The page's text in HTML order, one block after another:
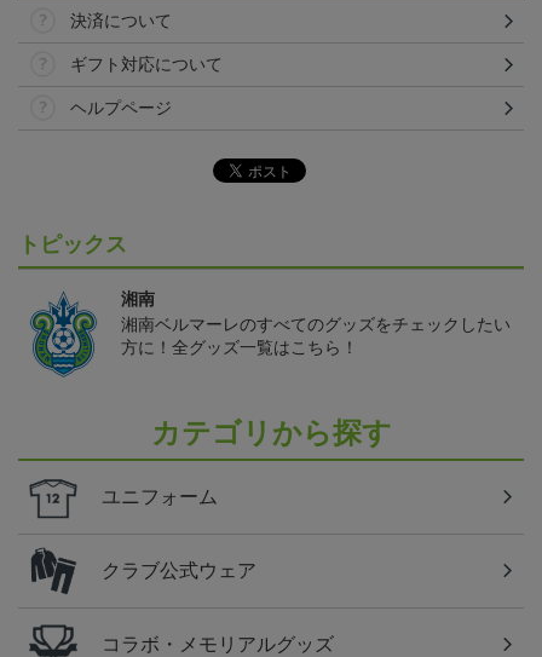
決済について
ギフト対応について
ヘルプページ
トピックス
湘南
湘南ベルマーレのすべてのグッズをチェックしたい
方に！全グッズ一覧はこちら！
カテゴリから探す
ユニフォーム
クラブ公式ウェア
コラボ・メモリアルグッズ